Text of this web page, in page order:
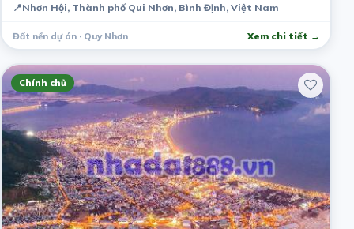
📍Nhơn Hội, Thành phố Qui Nhơn, Bình Định, Việt Nam
Đất nền dự án · Quy Nhơn Xem chi tiết →
Chính chủ